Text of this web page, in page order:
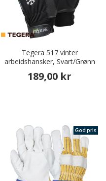
Tegera 517 vinter
arbeidshansker, Svart/Grønn
189,00 kr
God pris